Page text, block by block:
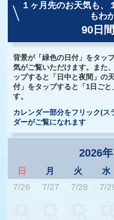
１ヶ月先のお天気も、
もわ
90日
背景が「緑色の日付」をタッ
気がご覧いただけます。また
ップすると「日中と夜間」の
付」をタップすると「1日ご
す。
カレンダー部分をフリック(ス
ダーがご覧になれます
2026年
日 月 火 水
7/26
7/27 7/28 7/